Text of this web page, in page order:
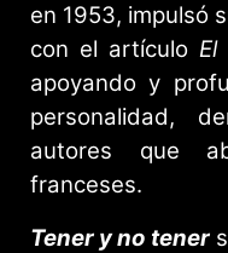
en 1953, impulsó
con el artículoEl
apoyando y
personalidad,
autores que
franceses.
Tener y no tener